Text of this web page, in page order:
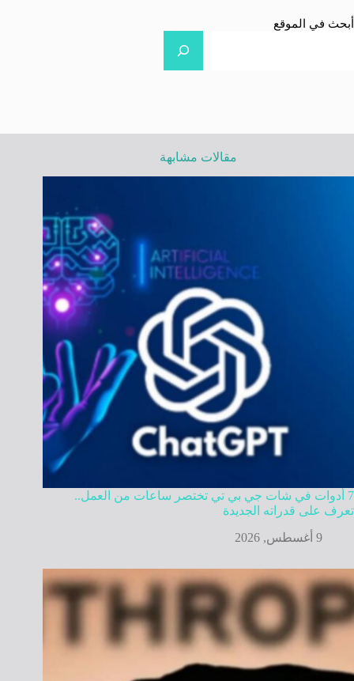
أبحث في الموقع
مقالات مشابهة
7 أدوات في شات جي بي تي تختصر ساعات من العمل..
تعرف على قدراته الجديدة
9 أغسطس, 2026